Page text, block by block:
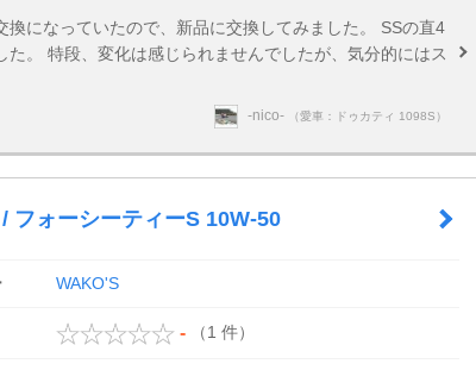
換になっていたので、新品に交換してみました。 SSの直4
た。 特段、変化は感じられませんでしたが、気分的にはス
-nico- （愛車：ドゥカティ 1098S）
フォーシーティーS 10W-50
WAKO'S
- （1 件）